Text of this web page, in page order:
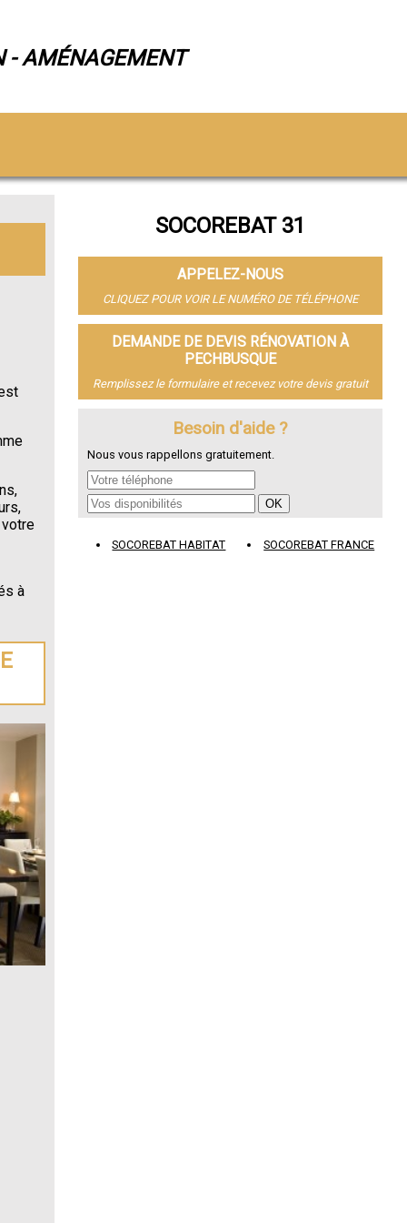
- AMÉNAGEMENT
à
SOCOREBAT 31
APPELEZ-NOUS
CLIQUEZ POUR VOIR LE NUMÉRO DE TÉLÉPHONE
DEMANDE DE DEVIS RÉNOVATION À
PECHBUSQUE
Remplissez le formulaire et recevez votre devis gratuit
Besoin d'aide ?
Nous vous rappellons gratuitement.
SOCOREBAT HABITAT SOCOREBAT FRANCE